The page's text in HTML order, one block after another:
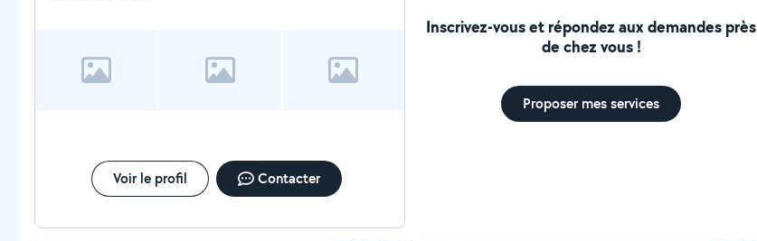
Voir le profil Contacter
Inscrivez-vous et répondez aux demandes près
de chez vous !
Proposer mes services